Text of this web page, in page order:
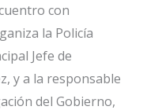
con
la Policía
Jefe de
y a la responsable
del Gobierno,